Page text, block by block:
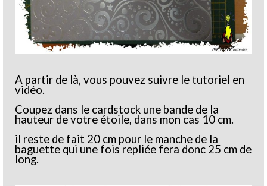
A partir de là, vous pouvez suivre le tutoriel en
vidéo.
Coupez dans le cardstock une bande de la
hauteur de votre étoile, dans mon cas 10 cm.
il reste de fait 20 cm pour le manche de la
baguette qui une fois repliée fera donc 25 cm de
long.